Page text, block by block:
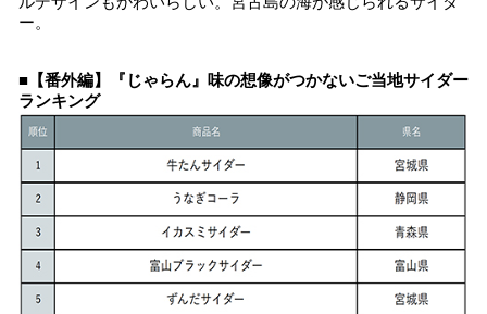
ー。
■【番外編】『じゃらん』味の想像がつかないご当地サイダー
ランキング